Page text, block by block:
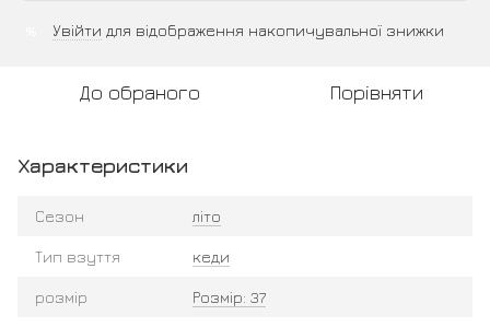
Увійти для відображення накопичувальної знижки
До обраного Порівняти
Характеристики
Сезон літо
Тип взуття кеди
розмір Розмір: 37